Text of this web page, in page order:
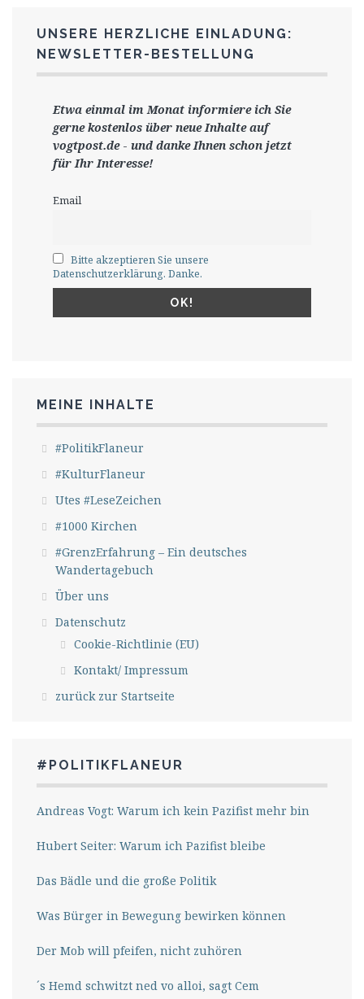
UNSERE HERZLICHE EINLADUNG:
NEWSLETTER-BESTELLUNG
Etwa einmal im Monat informiere ich Sie
gernekostenlos über neue Inhalte auf
vogtpost.de- und danke Ihnen schon jetzt
für Ihr Interesse!
Email
Bitte akzeptieren Sie unsere
Datenschutzerklärung. Danke.
MEINE INHALTE
#PolitikFlaneur
#KulturFlaneur
Utes #LeseZeichen
#1000 Kirchen
#GrenzErfahrung – Ein deutsches
Wandertagebuch
Über uns
Datenschutz
Cookie-Richtlinie (EU)
Kontakt/ Impressum
zurück zur Startseite
#POLITIKFLANEUR
Andreas Vogt: Warum ich kein Pazifist mehr bin
Hubert Seiter: Warum ich Pazifist bleibe
Das Bädle und die große Politik
Was Bürger in Bewegung bewirken können
Der Mob will pfeifen, nicht zuhören
´s Hemd schwitzt ned vo alloi, sagt Cem